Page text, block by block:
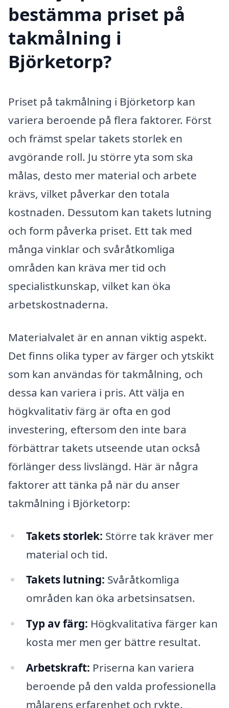
bestämma priset på
takmålning i
Björketorp?
Priset på takmålning i Björketorp kan
variera beroende på flera faktorer. Först
och främst spelar takets storlek en
avgörande roll. Ju större yta som ska
målas, desto mer material och arbete
krävs, vilket påverkar den totala
kostnaden. Dessutom kan takets lutning
och form påverka priset. Ett tak med
många vinklar och svåråtkomliga
områden kan kräva mer tid och
specialistkunskap, vilket kan öka
arbetskostnaderna.
Materialvalet är en annan viktig aspekt.
Det finns olika typer av färger och ytskikt
som kan användas för takmålning, och
dessa kan variera i pris. Att välja en
högkvalitativ färg är ofta en god
investering, eftersom den inte bara
förbättrar takets utseende utan också
förlänger dess livslängd. Här är några
faktorer att tänka på när du anser
takmålning i Björketorp:
Takets storlek: Större tak kräver mer
material och tid.
Takets lutning: Svåråtkomliga
områden kan öka arbetsinsatsen.
Typ av färg: Högkvalitativa färger kan
kosta mer men ger bättre resultat.
Arbetskraft: Priserna kan variera
beroende på den valda professionella
målarens erfarenhet och rykte.